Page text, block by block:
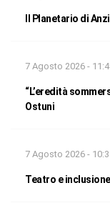
Il Planetario di
7 Agosto 2026 -
“L’eredità
Ostuni
7 Agosto 2026 -
Teatro e